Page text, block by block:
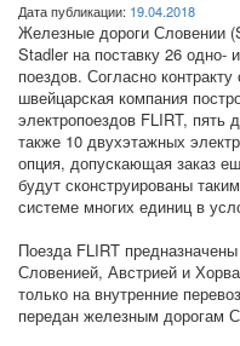
Дата публикации: 19.04.2018
Железные дороги Словении
Stadler на поставку 26 одно-
поездов. Согласно
швейцарская компания
электропоездов FLIRT, пять
также 10 двухэтажных
опция, допускающая заказ
будут сконструированы
системе многих единиц в
Поезда FLIRT
Словенией, Австрией и
только на внутренние
передан железным дорогам